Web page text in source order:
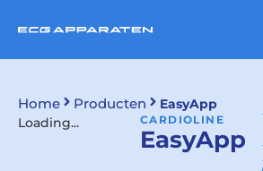
Home Producten
EasyApp
Loading...
CARDIOLINE
EasyApp